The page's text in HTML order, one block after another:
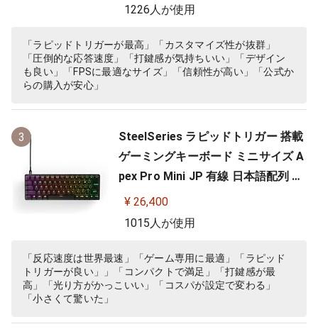
1226人が使用
「ラピッドトリガーが最高」「カスタマイズ性が抜群」
「圧倒的な応答速度」「打鍵感が気持ちいい」「デザイン
も良い」「FPSに最適なサイズ」「信頼性が高い」「公式か
らの購入が安心」
3
SteelSeries ラピッドトリガー 搭載
ゲーミングキーボード ミニサイズ A
pex Pro Mini JP 有線 日本語配列 O
mniPointスイッチ 2ーinー1アクシ
ョンキー 搭載 64825 ブラック
¥ 26,400
1015人が使用
「反応速度は世界最速」「ゲーム専用に最適」「ラピッド
トリガーが良い」」「コンパクトで満足」「打鍵感が最
高」「光り方がかっこいい」「コスパが設定で変わる」
「小さくて驚いた」